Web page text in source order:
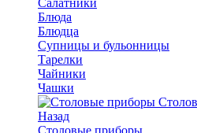
Блюда
Блюдца
Супницы и бульонницы
Тарелки
Чайники
Чашки
Назад
Cтоловые приборы